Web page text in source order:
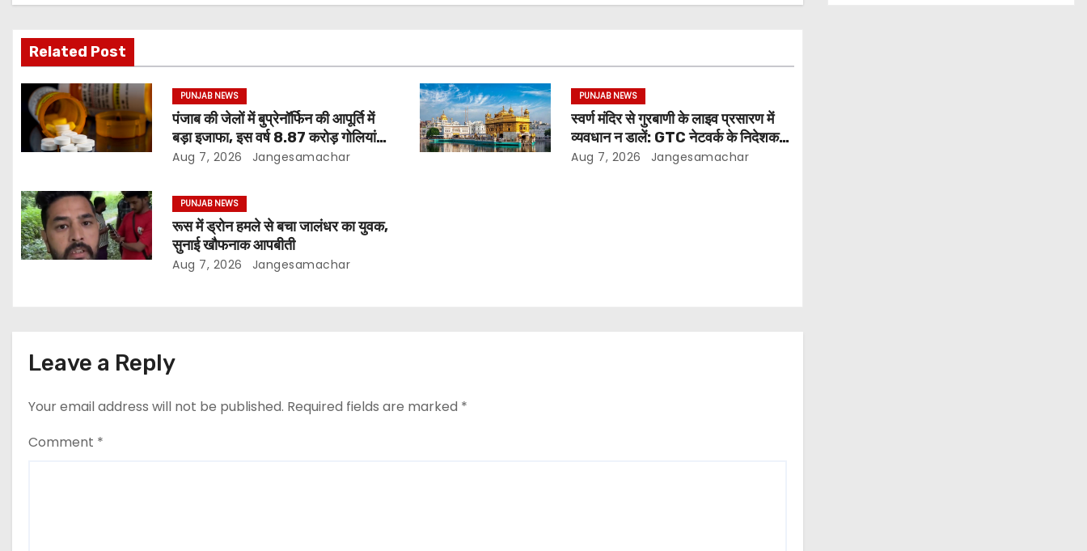
Related Post
PUNJAB NEWS
पंजाब की जेलों में बुप्रेनॉर्फिन की आपूर्ति में
बड़ा इजाफा, इस वर्ष 8.87 करोड़ गोलियां
जारी: रिपोर्ट
Aug 7, 2026 Jangesamachar
PUNJAB NEWS
स्वर्ण मंदिर से गुरबाणी के लाइव प्रसारण में
व्यवधान न डालें: GTC नेटवर्क के निदेशक
की SGPC से अपील
Aug 7, 2026 Jangesamachar
PUNJAB NEWS
रूस में ड्रोन हमले से बचा जालंधर का युवक,
सुनाई खौफनाक आपबीती
Aug 7, 2026 Jangesamachar
Leave a Reply
Your email address will not be published. Required fields are marked *
Comment *